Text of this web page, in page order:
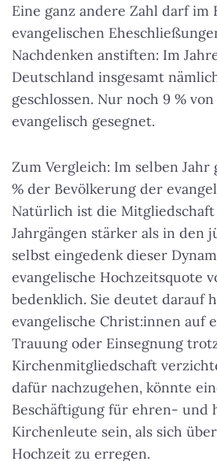
Eine ganz andere Zahl darf im
evangelischen
Nachdenken anstiften: Im
Deutschland insgesamt
geschlossen. Nur noch 9 %
evangelisch gesegnet.
Zum Vergleich: Im selben Jahr
% der Bevölkerung der
Natürlich ist die
Jahrgängen stärker als in den
selbst eingedenk dieser
evangelische Hochzeitsquote
bedenklich. Sie deutet darauf
evangelische Christ:innen auf
Trauung oder Einsegnung
Kirchenmitgliedschaft
dafür nachzugehen, könnte
Beschäftigung für ehren- und
Kirchenleute sein, als sich
Hochzeit zu erregen.